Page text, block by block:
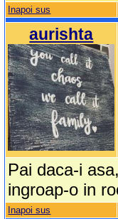
Inapoi sus
aurishta
Pai daca-i
ingroap-o in
Inapoi sus